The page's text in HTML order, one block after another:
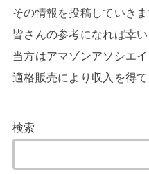
その情報を投稿していきま
皆さんの参考になれば幸い
当方はアマゾンアソシエイ
適格販売により収入を得て
検索